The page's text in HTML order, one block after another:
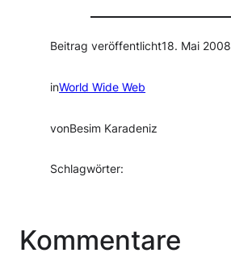
Beitrag veröffentlicht18. Mai 2008
inWorld Wide Web
vonBesim Karadeniz
Schlagwörter:
Kommentare